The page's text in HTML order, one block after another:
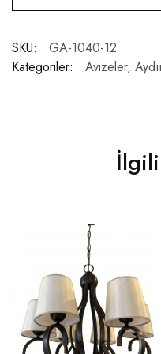
SKU:
GA-1040-12
Kategoriler:
Avizeler,